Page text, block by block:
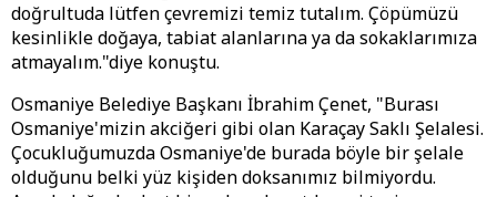
doğrultuda lütfen çevremizi temiz tutalım. Çöpümüzü
kesinlikle doğaya, tabiat alanlarına ya da sokaklarımıza
atmayalım."diye konuştu.
Osmaniye Belediye Başkanı İbrahim Çenet, "Burası
Osmaniye'mizin akciğeri gibi olan Karaçay Saklı Şelalesi.
Çocukluğumuzda Osmaniye'de burada böyle bir şelale
olduğunu belki yüz kişiden doksanımız bilmiyordu.